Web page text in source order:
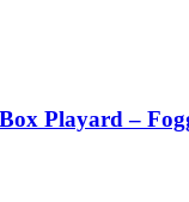
Playard –